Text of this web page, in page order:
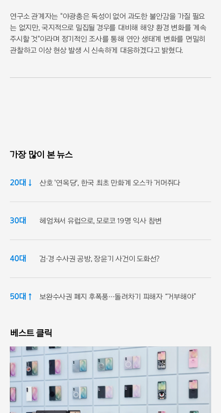
연구소 관계자는 "야광충은 독성이 없어 과도한 불안감을 가질 필요
는 없지만, 국지적으로 밀집될 경우를 대비해 해양 환경 변화를 계속
주시할 것"이라며 정기적인 조사를 통해 연안 생태계 변화를 면밀히
관찰하고 이상 현상 발생 시 신속하게 대응하겠다고 밝혔다.
가장 많이 본 뉴스
20대 ↓ 산호 '연옥당', 한국 최초 만화계 오스카 거머쥐다
30대 헤엄쳐서 유럽으로, 모로코 19명 익사 참변
40대 검·경 수사권 공방, 장윤기 사건이 도화선?
50대 ↑ 보완수사권 폐지 후폭풍…돌려차기 피해자 “거부해야”
베스트 클릭